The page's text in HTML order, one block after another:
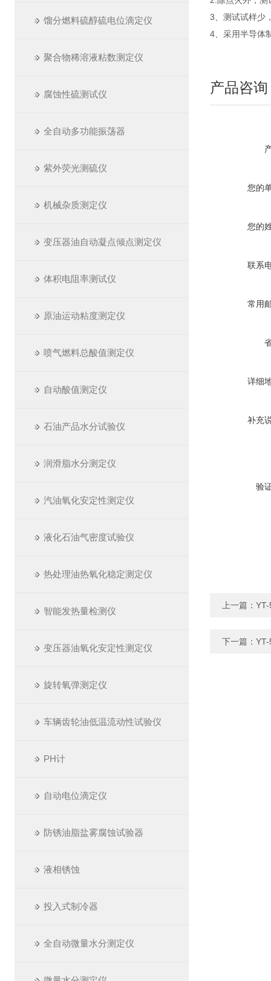
馏分燃料硫醇硫电位滴定仪
聚合物稀溶液粘数测定仪
腐蚀性硫测试仪
全自动多功能振荡器
紫外荧光测硫仪
机械杂质测定仪
变压器油自动凝点倾点测定仪
体积电阻率测试仪
原油运动粘度测定仪
喷气燃料总酸值测定仪
自动酸值测定仪
石油产品水分试验仪
润滑脂水分测定仪
汽油氧化安定性测定仪
液化石油气密度试验仪
热处理油热氧化稳定测定仪
智能发热量检测仪
变压器油氧化安定性测定仪
旋转氧弹测定仪
车辆齿轮油低温流动性试验仪
PH计
自动电位滴定仪
防锈油脂盐雾腐蚀试验器
液相锈蚀
投入式制冷器
全自动微量水分测定仪
3、测试试样少
4、采用半导体
产品咨询
您的
您的
联系
常用
详细
补充
验
上一篇：
下一篇：